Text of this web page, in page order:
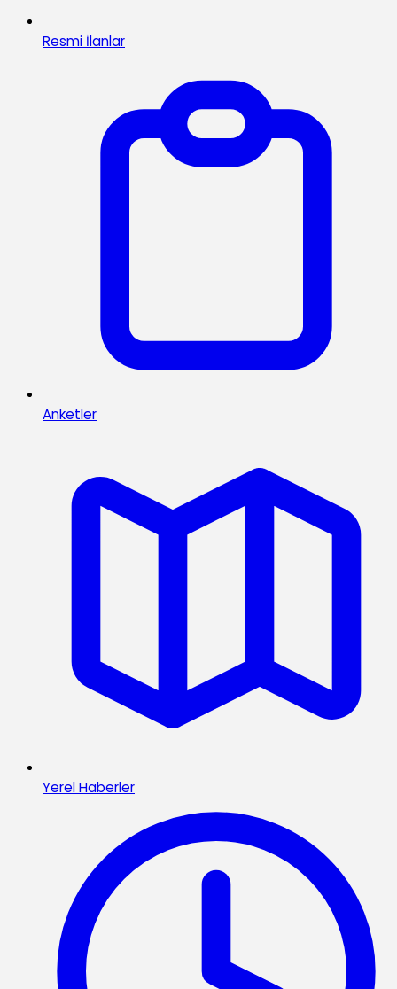
Resmi İlanlar
Anketler
Yerel Haberler